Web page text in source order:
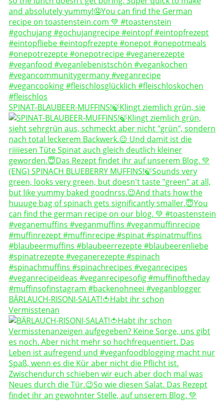
SPINAT-BLAUBEER-MUFFINS!🍃Klingt ziemlich grün, sie
BÄRLAUCH-RISONI-SALAT!🍅Habt ihr schon
Vermisstenan